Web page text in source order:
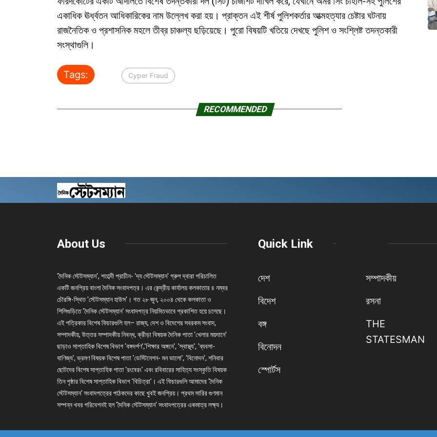
একাধিক ঊর্ধ্বতন আধিকারিকের নাম উল্লেখ করা হয়। প্রাক্তন এই শীর্ষ পুলিশকর্তার আত্মহত্যার চেষ্টার ঘটনায়
রাজনৈতিক ও প্রশাসনিক মহলে তীব্র চাঞ্চল্য ছড়িয়েছে। পুরো বিষয়টি খতিয়ে দেখছে পুলিশ ও সংশ্লিষ্ট তদন্তকারী
সংস্থাগুলি।
Tags: Cyper Fraud
RECOMMENDED
About Us
'দৈনিক স্টেটসম্যান', শতাব্দী প্রাচীন- 'দ্য স্টেটসম্যান' গ্রুপ দ্বারা পরিচালিত
একটি জনপ্রিয় বাংলা দৈনিক সংবাদপত্র। এর কেন্দ্রীয় কার্যালয় কলকাতার ৪ নম্বর
চৌরঙ্গি-স্থিত 'স্টেটসম্যান হাউস'। গত ২৮ জুন, ২০০৪ থেকে কলকাতা ও
শিলিগুড়িতে 'দৈনিক স্টেটসম্যান' সংবাদপত্র নিয়মিতভাবে প্রকাশিত হয়ে চলেছে।
এই পত্রিকার বিশেষ ফিচারগুলি হল– রাজ্য, দেশ ও বিদেশের সবরকম সংবাদ,
সম্পাদকীয়, উত্তর সম্পাদকীয় নিবন্ধ, ক্রীড়া বিষয়ক দৈনিক পাতা 'খেলার ময়দানে'
ছাড়াও সাপ্তাহিক বিশেষ বিভাগ 'বঙ্গদর্পণ','শিক্ষার অঙ্গনে', 'স্বাস্থ্য', 'ব্যবসা-
বাণিজ্য', ভ্রমণ বিষয়ক বিশেষ পাতা 'ডেস্টিনেশন- মন ভালো', 'বিনোদন', শনিবার
ছোটদের বিশেষ সাপ্তাহিক পাতা 'রংবেরং' এবং রবিবারের সাহিত্য সংস্কৃতি বিষয়ক
তিন পৃষ্ঠার বিশেষ সাপ্তাহিক বিভাগ 'বিচিত্রা'। এই ফিচারগুলি আমাদের 'দৈনিক
স্টেটসম্যান' সংবাদপত্রের পাঠকদের কাছে খুবই জনপ্রিয়। প্রথম সারির গুণমান
সম্পন্ন খবর পরিবেশনই হল 'দৈনিক স্টেটসম্যান' সংবাদপত্রের একমাত্র লক্ষ্য।
Quick Link
দেশ
বিদেশ
বঙ্গ
বিনোদন
স্পোর্টস
সম্পাদকীয়
রসনা
THE
STATESMAN